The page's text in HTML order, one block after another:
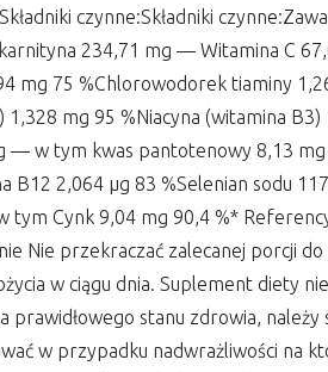
czynne:Składniki
234,71 mg — Witamina C
mg 75 %Chlorowodorek tiaminy
mg 95 %Niacyna (witamina
— w tym kwas pantotenowy 8,13
B12 2,064 µg 83 %Selenian sodu
Cynk 9,04 mg 90,4 %*
Nie przekraczać zalecanej porcji
w ciągu dnia. Suplement diety
prawidłowego stanu zdrowia,
w przypadku nadwrażliwości na